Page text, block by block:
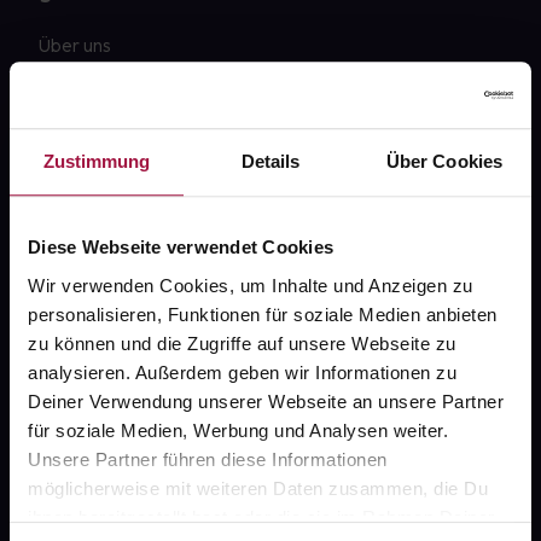
Zustimmung Details Über Cookies
Diese Webseite verwendet Cookies
Wir verwenden Cookies, um Inhalte und Anzeigen zu
personalisieren, Funktionen für soziale Medien anbieten
zu können und die Zugriffe auf unsere Webseite zu
analysieren. Außerdem geben wir Informationen zu
Deiner Verwendung unserer Webseite an unsere Partner
für soziale Medien, Werbung und Analysen weiter.
Unsere Partner führen diese Informationen
möglicherweise mit weiteren Daten zusammen, die Du
ihnen bereitgestellt hast oder die sie im Rahmen Deiner
Über uns
Newsletter
Sanitätshäuser
AGB
Impressum